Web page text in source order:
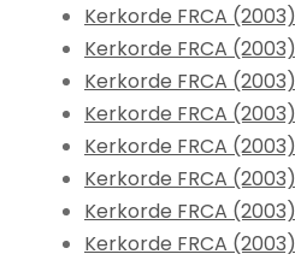
Kerkorde FRCA
Kerkorde FRCA
Kerkorde FRCA
Kerkorde FRCA
Kerkorde FRCA
Kerkorde FRCA
Kerkorde FRCA
Kerkorde FRCA